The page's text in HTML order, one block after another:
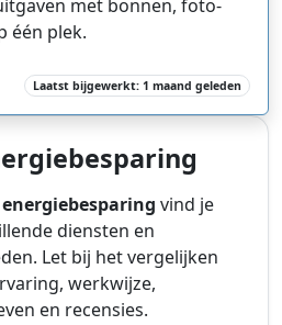
met bonnen, foto-
één plek.
Laatst bijgewerkt: 1 maand geleden
energiebesparing vind je
diensten en
Let bij het vergelijken
werkwijze,
en recensies.